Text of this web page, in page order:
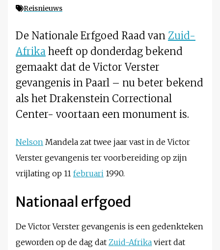
Reisnieuws
De Nationale Erfgoed Raad van Zuid-
Afrika heeft op donderdag bekend
gemaakt dat de Victor Verster
gevangenis in Paarl – nu beter bekend
als het Drakenstein Correctional
Center- voortaan een monument is.
Nelson Mandela zat twee jaar vast in de Victor
Verster gevangenis ter voorbereiding op zijn
vrijlating op 11 februari 1990.
Nationaal erfgoed
De Victor Verster gevangenis is een gedenkteken
geworden op de dag dat Zuid-Afrika viert dat